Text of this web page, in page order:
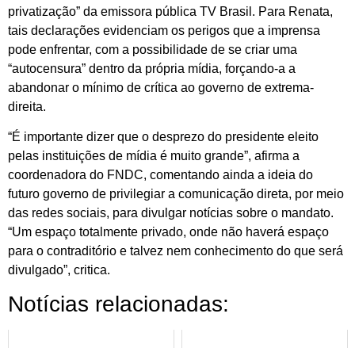
privatização” da emissora pública TV Brasil. Para Renata,
tais declarações evidenciam os perigos que a imprensa
pode enfrentar, com a possibilidade de se criar uma
“autocensura” dentro da própria mídia, forçando-a a
abandonar o mínimo de crítica ao governo de extrema-
direita.
“É importante dizer que o desprezo do presidente eleito
pelas instituições de mídia é muito grande”, afirma a
coordenadora do FNDC, comentando ainda a ideia do
futuro governo de privilegiar a comunicação direta, por meio
das redes sociais, para divulgar notícias sobre o mandato.
“Um espaço totalmente privado, onde não haverá espaço
para o contraditório e talvez nem conhecimento do que será
divulgado”, critica.
Notícias relacionadas: